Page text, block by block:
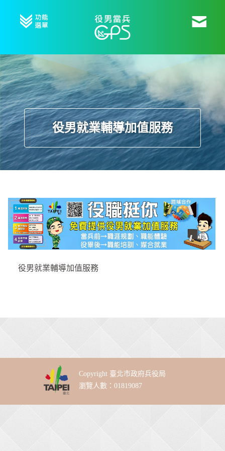
役男就業輔導加值服務
役男就業輔導加值服務
Copyright 臺北市政府兵役局
瀏覽人數：01819087